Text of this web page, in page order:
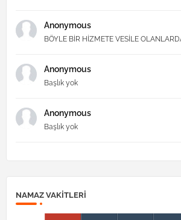
Anonymous
BÖYLE BİR HİZMETE VESİLE
Anonymous
Başlık yok
Anonymous
Başlık yok
NAMAZ VAKITLERI